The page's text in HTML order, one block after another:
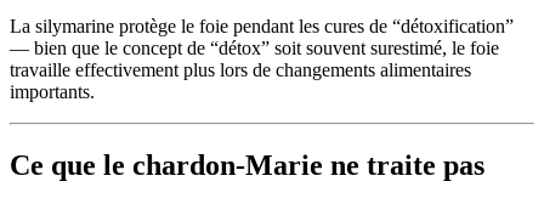
La silymarine protège le foie pendant les cures de “détoxification”
— bien que le concept de “détox” soit souvent surestimé, le foie
travaille effectivement plus lors de changements alimentaires
importants.
Ce que le chardon-Marie ne traite pas